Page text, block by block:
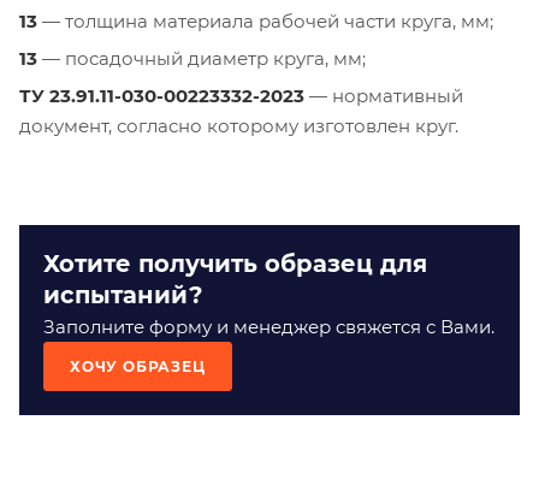
13 — толщина материала рабочей части круга, мм;
13 — посадочный диаметр круга, мм;
ТУ 23.91.11-030-00223332-2023 — нормативный
документ, согласно которому изготовлен круг.
Хотите получить образец для
испытаний?
Заполните форму и менеджер свяжется с Вами.
ХОЧУ ОБРАЗЕЦ